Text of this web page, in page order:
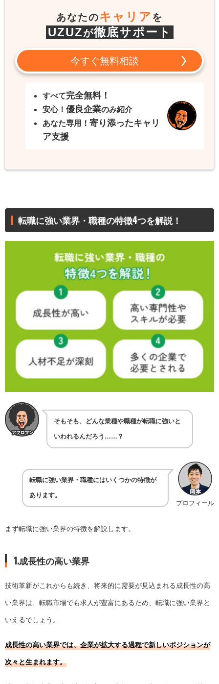
あなたのキャリア を
UZUZが徹底サポート
今すぐ無料相談
すべて完全無料！
安心！ 優良企業のみ紹介
あなた専用！ 寄り添ったキャリ
ア支援
転職に強い業界・職種の特徴4つを解説！
そもそも、どんな業種や職種が転職に強いと
いわれるんだろう……？
プロフィール
転職に強い業界・職種にはいくつかの特徴が
あります。
まず転職に強い業界の特徴を解説します。
1.成長性の高い業界
技術革新がこれからも続き、将来的に需要が見込まれる成長性の高
い業界は、転職市場でも求人が豊富にあるため、転職に強い業界と
いえるでしょう。
成長性の高い業界では、企業が拡大する過程で新しいポジションが
次々と生まれます。